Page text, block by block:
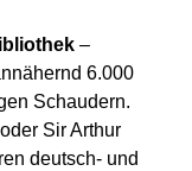
–
6.000
Schaudern.
Sir Arthur
deutsch- und